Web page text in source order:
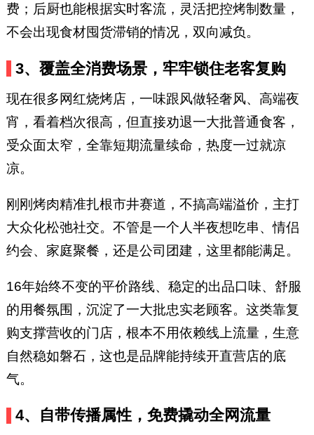
费；后厨也能根据实时客流，灵活把控烤制数量，
不会出现食材囤货滞销的情况，双向减负。
3、覆盖全消费场景，牢牢锁住老客复购
现在很多网红烧烤店，一味跟风做轻奢风、高端夜
宵，看着档次很高，但直接劝退一大批普通食客，
受众面太窄，全靠短期流量续命，热度一过就凉
凉。
刚刚烤肉精准扎根市井赛道，不搞高端溢价，主打
大众化松弛社交。不管是一个人半夜想吃串、情侣
约会、家庭聚餐，还是公司团建，这里都能满足。
16年始终不变的平价路线、稳定的出品口味、舒服
的用餐氛围，沉淀了一大批忠实老顾客。这类靠复
购支撑营收的门店，根本不用依赖线上流量，生意
自然稳如磐石，这也是品牌能持续开直营店的底
气。
4、自带传播属性，免费撬动全网流量